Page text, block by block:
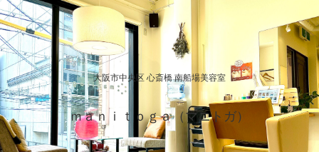
大阪市中央区 心斎橋 南船場美容室
ｍａｎｉｔｏｇａ（マニトガ）